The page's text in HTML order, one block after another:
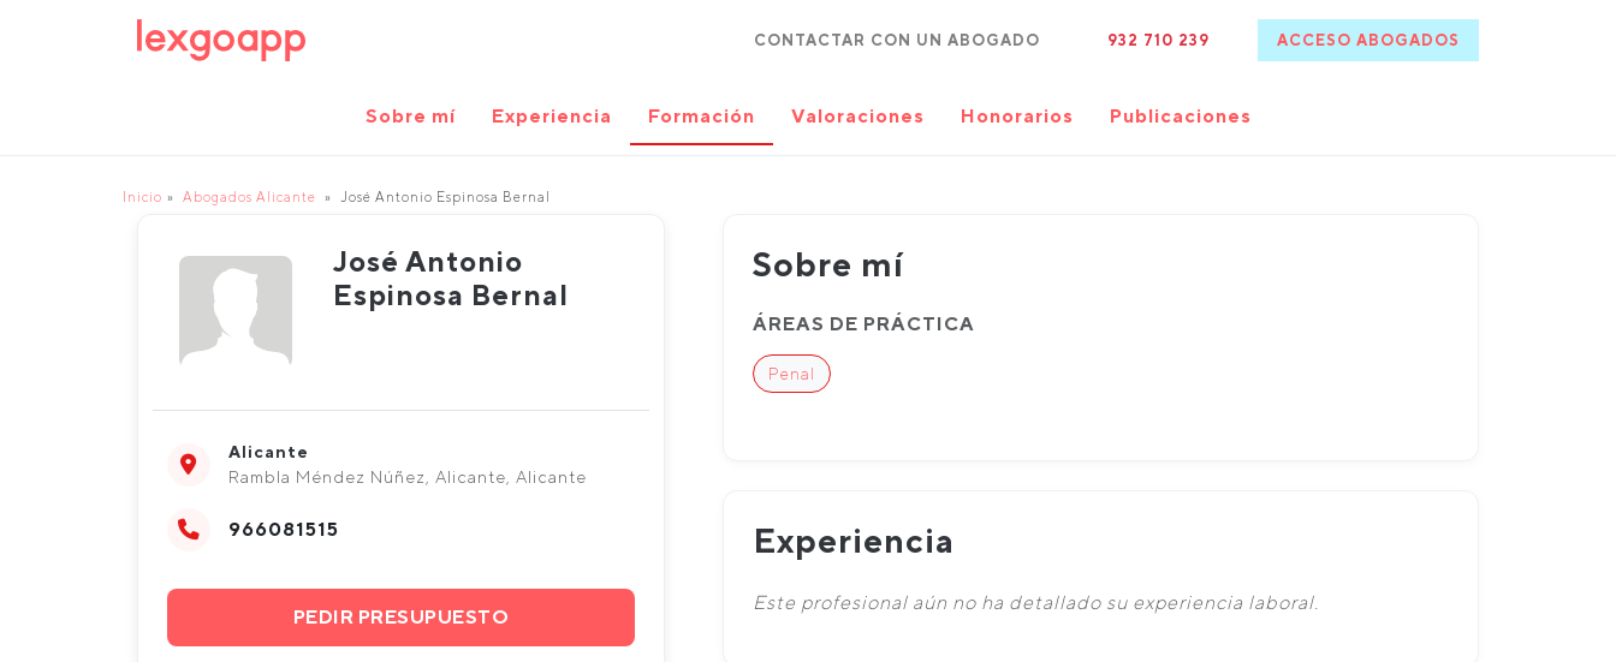
CONTACTAR CON UN ABOGADO 932 710 239 ACCESO ABOGADOS
Sobre mí Experiencia Formación Valoraciones Honorarios Publicaciones
Inicio Abogados Alicante José Antonio Espinosa Bernal
José Antonio
Espinosa Bernal
Alicante
Rambla Méndez Núñez, Alicante, Alicante
966081515
PEDIR PRESUPUESTO
Sobre mí
ÁREAS DE PRÁCTICA
Penal
Experiencia
Este profesional aún no ha detallado su experiencia laboral.